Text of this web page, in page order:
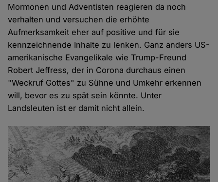
Mormonen und Adventisten reagieren da noch
verhalten und versuchen die erhöhte
Aufmerksamkeit eher auf positive und für sie
kennzeichnende Inhalte zu lenken. Ganz anders US-
amerikanische Evangelikale wie Trump-Freund
Robert Jeffress, der in Corona durchaus einen
"Weckruf Gottes" zu Sühne und Umkehr erkennen
will, bevor es zu spät sein könnte. Unter
Landsleuten ist er damit nicht allein.